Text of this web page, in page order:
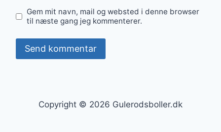
Gem mit navn, mail og websted i denne browser
til næste gang jeg kommenterer.
Copyright © 2026 Gulerodsboller.dk